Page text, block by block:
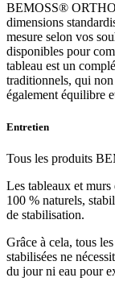
BEMOSS®
dimensions
mesure selon vos
disponibles pour
tableau est un
traditionnels, qui
également équilibre
Entretien
Tous les produits
Les tableaux et murs
100 % naturels,
de stabilisation.
Grâce à cela, tous
stabilisées ne
du jour ni eau pour